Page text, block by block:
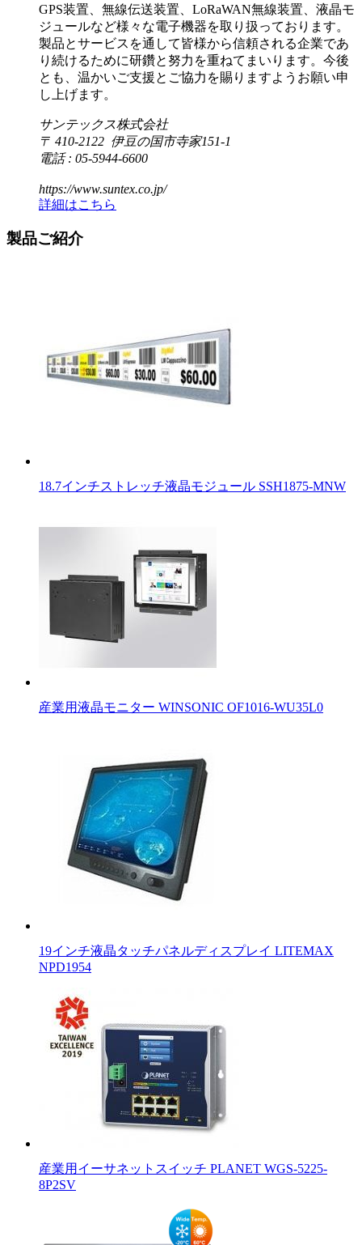
GPS装置、無線伝送装置、LoRaWAN無線装置、液晶モ
ジュールなど様々な電子機器を取り扱っております。
製品とサービスを通して皆様から信頼される企業であ
り続けるために研鑽と努力を重ねてまいります。今後
とも、温かいご支援とご協力を賜りますようお願い申
し上げます。
サンテックス株式会社
〒 410-2122 伊豆の国市寺家151-1
電話 : 05-5944-6600
https://www.suntex.co.jp/
詳細はこちら
製品ご紹介
18.7インチストレッチ液晶モジュール SSH1875-MNW
産業用液晶モニター WINSONIC OF1016-WU35L0
19インチ液晶タッチパネルディスプレイ LITEMAX
NPD1954
産業用イーサネットスイッチ PLANET WGS-5225-
8P2SV